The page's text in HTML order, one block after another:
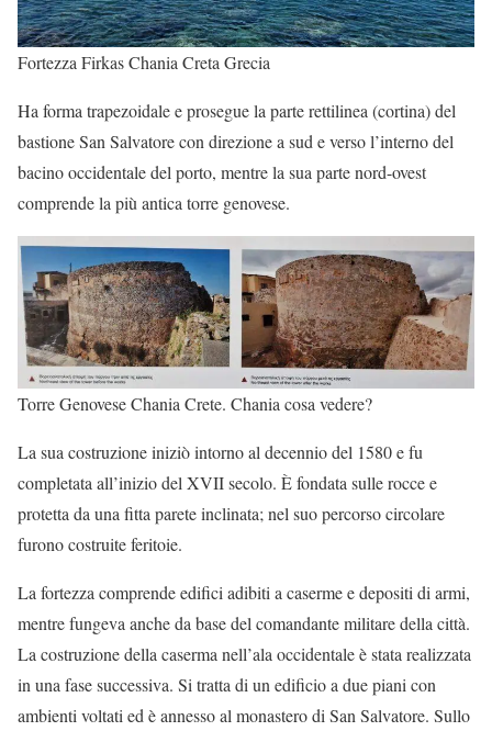
Fortezza Firkas Chania Creta Grecia
Ha forma trapezoidale e prosegue la parte rettilinea (cortina) del
bastione San Salvatore con direzione a sud e verso l’interno del
bacino occidentale del porto, mentre la sua parte nord-ovest
comprende la più antica torre genovese.
Torre Genovese Chania Crete. Chania cosa vedere?
La sua costruzione iniziò intorno al decennio del 1580 e fu
completata all’inizio del XVII secolo. È fondata sulle rocce e
protetta da una fitta parete inclinata; nel suo percorso circolare
furono costruite feritoie.
La fortezza comprende edifici adibiti a caserme e depositi di armi,
mentre fungeva anche da base del comandante militare della città.
La costruzione della caserma nell’ala occidentale è stata realizzata
in una fase successiva. Si tratta di un edificio a due piani con
ambienti voltati ed è annesso al monastero di San Salvatore. Sullo